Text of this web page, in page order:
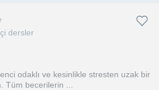
dersler
odaklı ve kesinlikle stresten uzak bir
Tüm becerilerin ...